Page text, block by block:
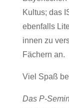
Kultus; das
ebenfalls
innen zu
Fächern an.
Viel Spaß
Das P-